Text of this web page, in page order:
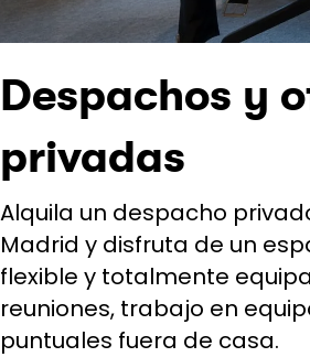
Despachos y
privadas
Alquila un despacho
Madrid y disfruta de un
flexible y totalmente
reuniones, trabajo en
puntuales fuera de casa.